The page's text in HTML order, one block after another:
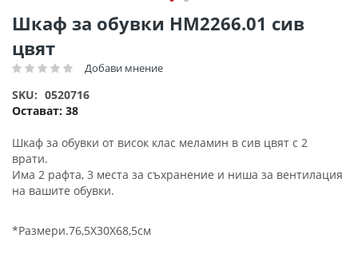
Шкаф за обувки HM2266.01 сив
цвят
Рейтинг: Добави мнение
Остават: 38
SKU 0520716
Шкаф за обувки от висок клас меламин в сив цвят с 2
врати.
Има 2 рафта, 3 места за съхранение и ниша за вентилация
на вашите обувки.
*Размери.76,5Х30Х68,5см
Преминете
към
началото
на
със
снимки